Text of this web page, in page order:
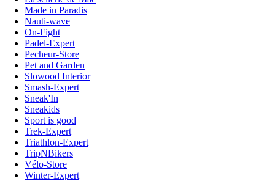
Made in Paradis
Nauti-wave
On-Fight
Padel-Expert
Pecheur-Store
Pet and Garden
Slowood Interior
Smash-Expert
Sneak'In
Sneakids
Sport is good
Trek-Expert
Triathlon-Expert
TripNBikers
Vélo-Store
Winter-Expert